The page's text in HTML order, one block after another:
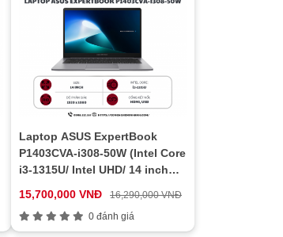
Laptop ASUS ExpertBook
P1403CVA-i308-50W (Intel Core
i3-1315U/ Intel UHD/ 14 inch
Xám)
15,700,000 VNĐ
16,290,000 VNĐ
0 đánh giá